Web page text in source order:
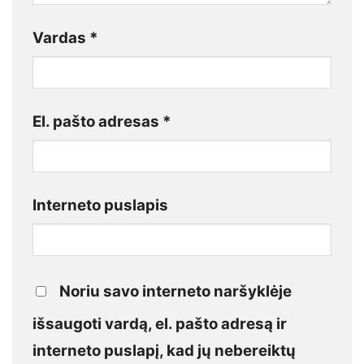
Vardas *
El. pašto adresas *
Interneto puslapis
Noriu savo interneto naršyklėje
išsaugoti vardą, el. pašto adresą ir
interneto puslapį, kad jų nebereiktų